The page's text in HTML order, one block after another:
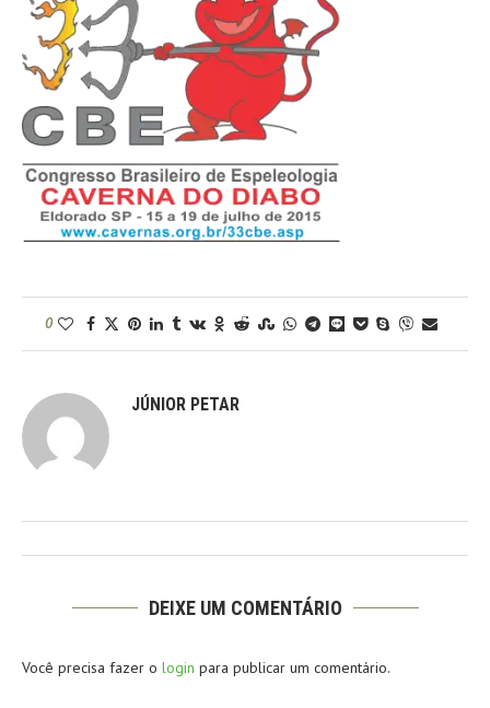
0
JÚNIOR PETAR
DEIXE UM COMENTÁRIO
Você precisa fazer o login para publicar um comentário.